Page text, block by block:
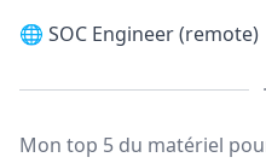
🌐 SOC Engineer (remote)
Mon top 5 du matériel